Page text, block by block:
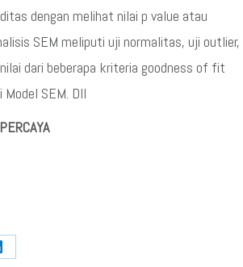
dengan melihat nilai p value atau
SEM meliputi uji normalitas, uji outlier,
dari beberapa kriteria goodness of fit
Model SEM. Dll